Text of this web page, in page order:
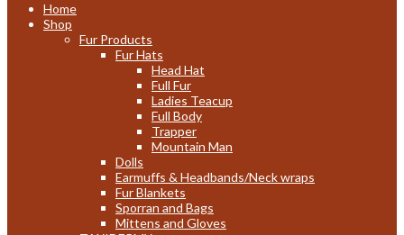
Home
Shop
Fur Products
Fur Hats
Head Hat
Full Fur
Ladies Teacup
Full Body
Trapper
Mountain Man
Dolls
Earmuffs & Headbands/Neck wraps
Fur Blankets
Sporran and Bags
Mittens and Gloves